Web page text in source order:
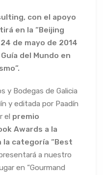
con el apoyo
en la “Beijing
de mayo de 2014
del Mundo en
y Bodegas de Galicia
y editada por Paadín
el premio
Awards a la
la categoría “Best
a nuestro
en “Gourmand